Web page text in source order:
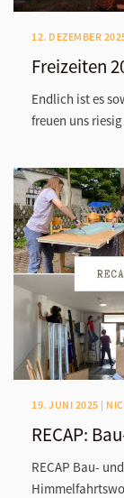
12. DEZEMBER
Freizeiten
Endlich ist es
freuen uns
19. JUNI 2025 |
RECAP:
RECAP Bau-